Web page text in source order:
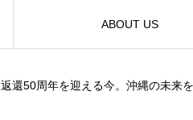
返還50周年を迎える今。沖縄の未来を
ABOUT US